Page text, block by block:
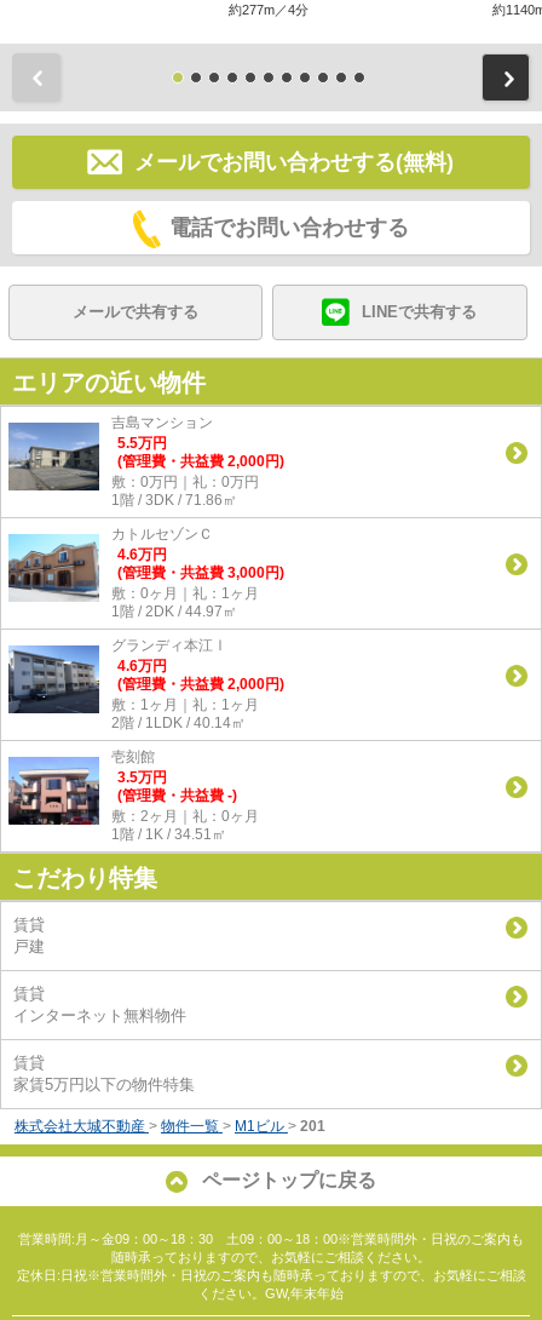
約277m／4分 約
メールでお問い合わせする(無料)
電話でお問い合わせする
メールで共有する LINEで共有する
エリアの近い物件
吉島マンション
5.5万円
(管理費・共益費 2,000円)
敷：0万円｜礼：0万円
1階 / 3DK / 71.86㎡
カトルセゾンＣ
4.6万円
(管理費・共益費 3,000円)
敷：0ヶ月｜礼：1ヶ月
1階 / 2DK / 44.97㎡
グランディ本江Ⅰ
4.6万円
(管理費・共益費 2,000円)
敷：1ヶ月｜礼：1ヶ月
2階 / 1LDK / 40.14㎡
壱刻館
3.5万円
(管理費・共益費 -)
敷：2ヶ月｜礼：0ヶ月
1階 / 1K / 34.51㎡
こだわり特集
賃貸
戸建
賃貸
インターネット無料物件
賃貸
家賃5万円以下の物件特集
株式会社大城不動産 > 物件一覧 > M1ビル > 201
ページトップに戻る
営業時間:月～金09：00～18：30 土09：00～18：00※営業時間外・日祝のご案内も
随時承っておりますので、お気軽にご相談ください。
定休日:日祝※営業時間外・日祝のご案内も随時承っておりますので、お気軽にご相談
ください。GW,年末年始